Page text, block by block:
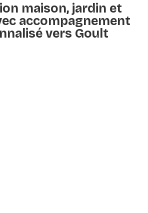
maison, jardin et
accompagnement
vers Goult